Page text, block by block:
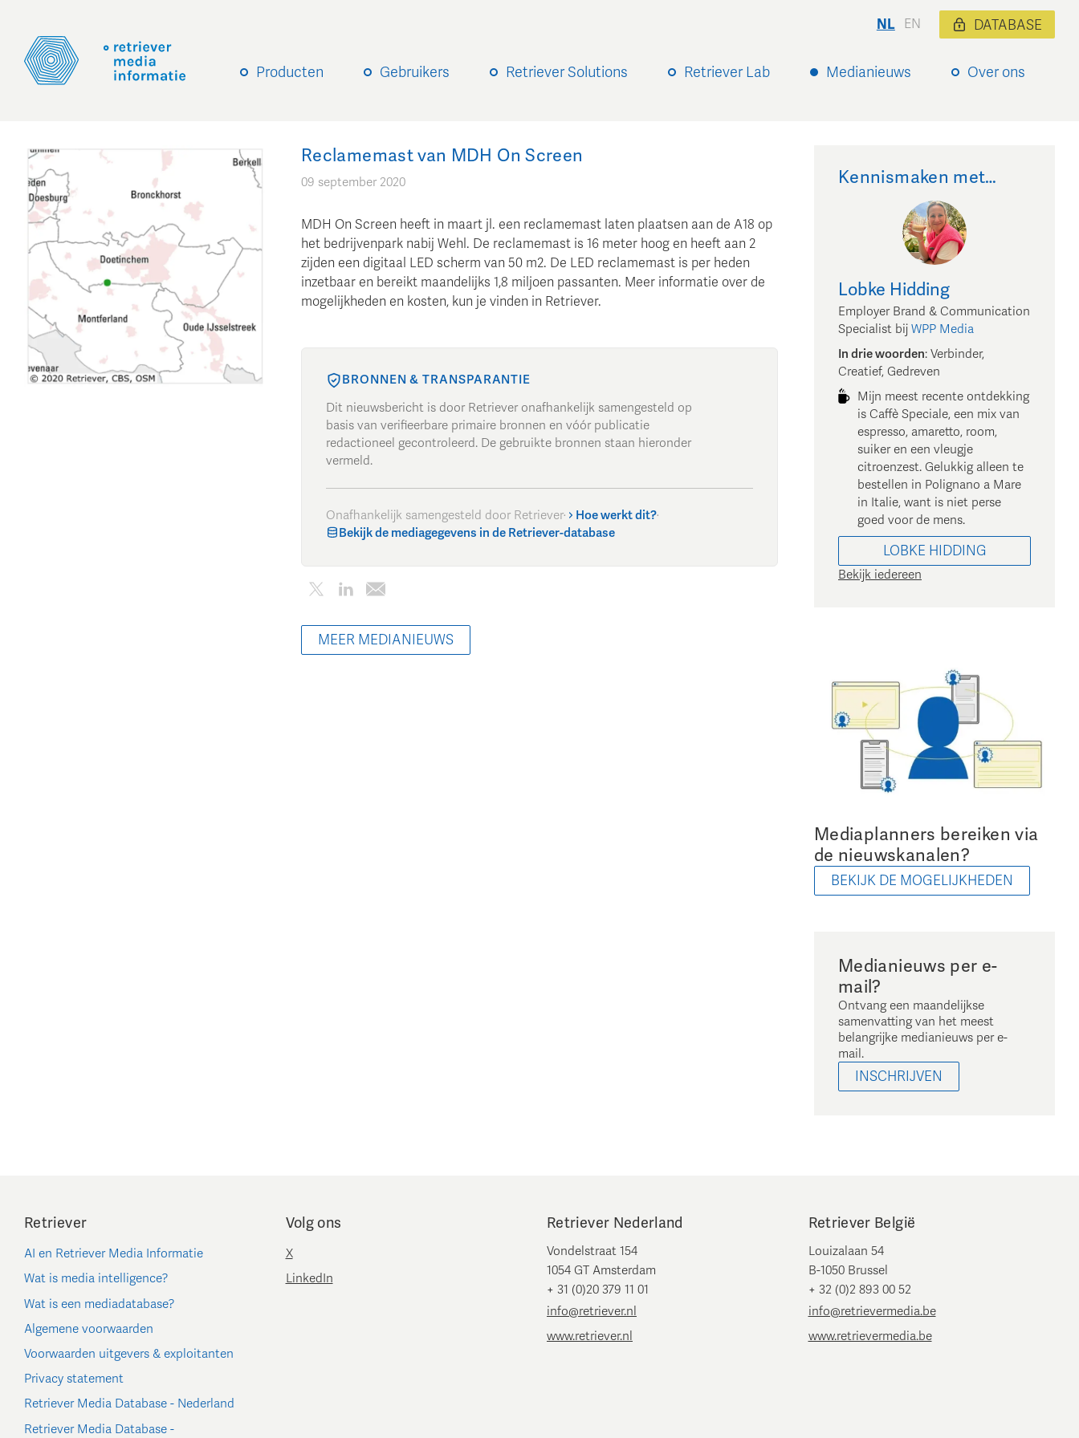
Producten Gebruikers Retriever Solutions Retriever Lab Medianieuws Over ons
NL EN DATABASE
Reclamemast van MDH On Screen
09 september 2020
MDH On Screen heeft in maart jl. een reclamemast laten plaatsen aan de A18 op
het bedrijvenpark nabij Wehl. De reclamemast is 16 meter hoog en heeft aan 2
zijden een digitaal LED scherm van 50 m2. De LED reclamemast is per heden
inzetbaar en bereikt maandelijks 1,8 miljoen passanten. Meer informatie over de
mogelijkheden en kosten, kun je vinden in Retriever.
BRONNEN & TRANSPARANTIE
Dit nieuwsbericht is door Retriever onafhankelijk samengesteld op
basis van verifieerbare primaire bronnen en vóór publicatie
redactioneel gecontroleerd. De gebruikte bronnen staan hieronder
vermeld.
Onafhankelijk samengesteld door Retriever· Hoe werkt dit?·
Bekijk de mediagegevens in de Retriever-database
MEER MEDIANIEUWS
Kennismaken met…
Lobke Hidding
Employer Brand & Communication
Specialist bij WPP Media
In drie woorden: Verbinder,
Creatief, Gedreven
Mijn meest recente ontdekking
is Caffè Speciale, een mix van
espresso, amaretto, room,
suiker en een vleugje
citroenzest. Gelukkig alleen te
bestellen in Polignano a Mare
in Italie, want is niet perse
goed voor de mens.
LOBKE HIDDING
Bekijk iedereen
Mediaplanners bereiken via
de nieuwskanalen?
BEKIJK DE MOGELIJKHEDEN
Medianieuws per e-
mail?
Ontvang een maandelijkse
samenvatting van het meest
belangrijke medianieuws per e-
mail.
INSCHRIJVEN
Retriever
AI en Retriever Media Informatie
Wat is media intelligence?
Wat is een mediadatabase?
Algemene voorwaarden
Voorwaarden uitgevers & exploitanten
Privacy statement
Retriever Media Database - Nederland
Retriever Media Database -
Volg ons
X
LinkedIn
Retriever Nederland
Vondelstraat 154
1054 GT Amsterdam
+ 31 (0)20 379 11 01
info@retriever.nl
www.retriever.nl
Retriever België
Louizalaan 54
B-1050 Brussel
+ 32 (0)2 893 00 52
info@retrievermedia.be
www.retrievermedia.be